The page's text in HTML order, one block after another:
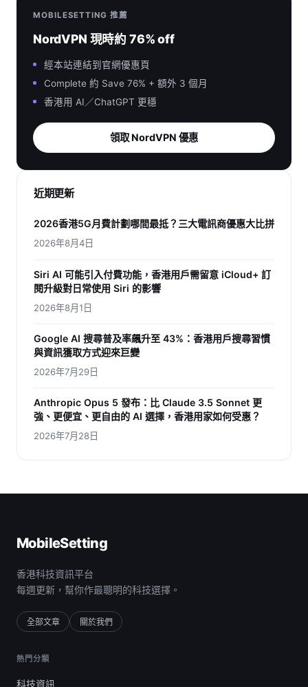
MOBILESETTING 推薦
NordVPN 現時約 76% off
經本站連結到官網優惠頁
Complete 約 Save 76% + 額外 3 個月
香港用 AI／ChatGPT 更穩
領取 NordVPN 優惠
近期更新
2026香港5G月費計劃哪間最抵？三大電訊商優惠大比拼
2026年8月4日
Siri AI 可能引入付費功能，香港用戶需留意 iCloud+ 訂
閱升級對日常使用 Siri 的影響
2026年8月1日
Google AI 搜尋普及率飆升至 43%：香港用戶搜尋習慣
與資訊獲取方式迎來巨變
2026年7月29日
Anthropic Opus 5 發布：比 Claude 3.5 Sonnet 更
強、更便宜、更自由的 AI 選擇，香港用家如何受惠？
2026年7月28日
MobileSetting
香港科技資訊平台
每週更新，幫你作最聰明的科技選擇。
全部文章 關於我們
熱門分類
科技資訊